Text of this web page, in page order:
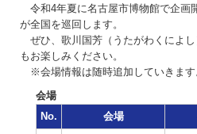
令和4年夏に名古屋市博物館で企画
が全国を巡回します。
ぜひ、歌川国芳（うたがわくによ
もお楽しみください。
※会場情報は随時追加していきます
会場
No.
会場